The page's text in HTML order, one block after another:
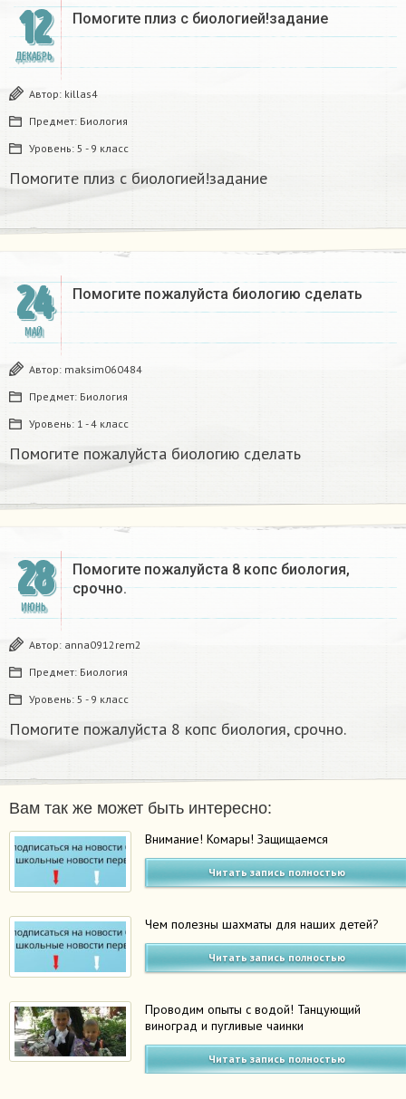
12
ДЕКАБРЬ
Помогите плиз с биологией!задание
Автор: killas4
Предмет: Биология
Уровень: 5 - 9 класс
Помогите плиз с биологией!задание
24
МАЙ
Помогите пожалуйста биологию сделать
Автор: maksim060484
Предмет: Биология
Уровень: 1 - 4 класс
Помогите пожалуйста биологию сделать
28
ИЮНЬ
Помогите пожалуйста 8 копс биология,
срочно.
Автор: anna0912rem2
Предмет: Биология
Уровень: 5 - 9 класс
Помогите пожалуйста 8 копс биология, срочно.
Вам так же может быть интересно:
Внимание! Комары! Защищаемся
Читать запись полностью
Чем полезны шахматы для наших детей?
Читать запись полностью
Проводим опыты с водой! Танцующий
виноград и пугливые чаинки
Читать запись полностью